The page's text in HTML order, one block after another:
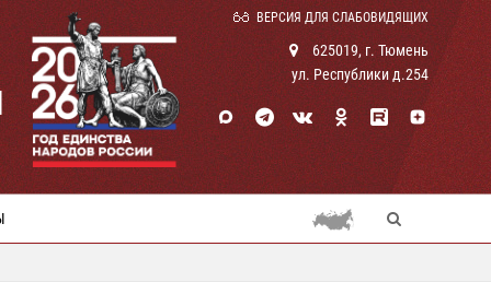
ВЕРСИЯ ДЛЯ СЛАБОВИДЯЩИХ
625019, г. Тюмень
ул. Республики д.254